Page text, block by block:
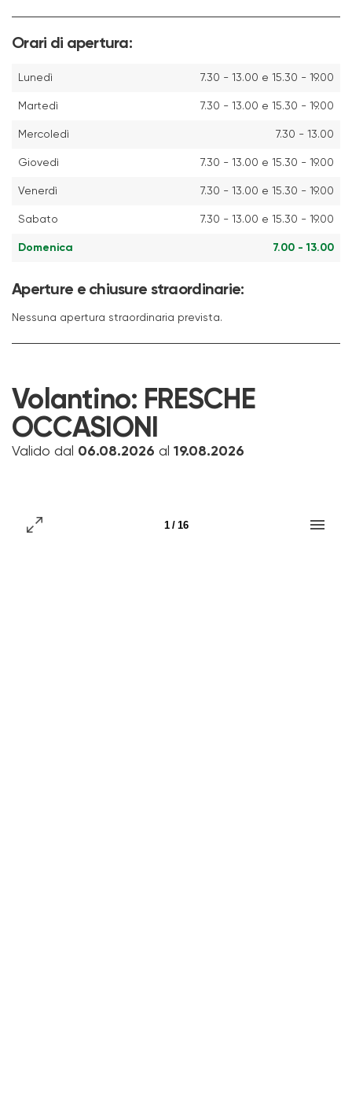
Orari di apertura:
Lunedì 7.30 - 13.00 e 15.30 - 19.00
Martedì 7.30 - 13.00 e 15.30 - 19.00
Mercoledì 7.30 - 13.00
Giovedì 7.30 - 13.00 e 15.30 - 19.00
Venerdì 7.30 - 13.00 e 15.30 - 19.00
Sabato 7.30 - 13.00 e 15.30 - 19.00
Domenica 7.00 - 13.00
Aperture e chiusure straordinarie:
Nessuna apertura straordinaria prevista.
Volantino: FRESCHE
OCCASIONI
Valido dal 06.08.2026 al 19.08.2026